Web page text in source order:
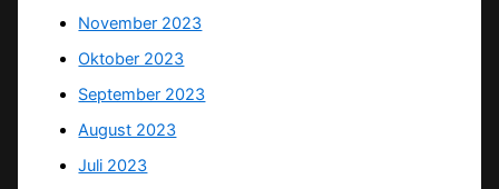
November 2023
Oktober 2023
September 2023
August 2023
Juli 2023